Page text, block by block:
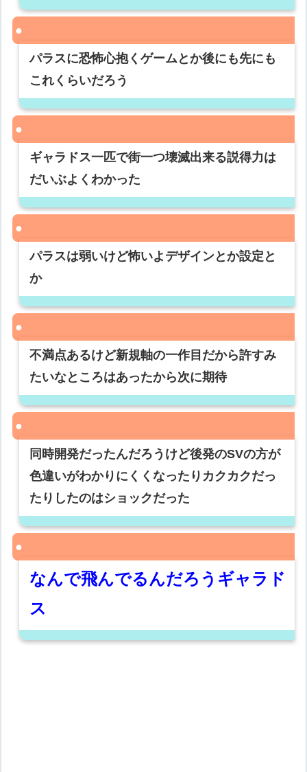
パラスに恐怖心抱くゲームとか後にも先にも
これくらいだろう
ギャラドス一匹で街一つ壊滅出来る説得力は
だいぶよくわかった
パラスは弱いけど怖いよデザインとか設定と
か
不満点あるけど新規軸の一作目だから許すみ
たいなところはあったから次に期待
同時開発だったんだろうけど後発のSVの方が
色違いがわかりにくくなったりカクカクだっ
たりしたのはショックだった
なんで飛んでるんだろうギャラド
ス